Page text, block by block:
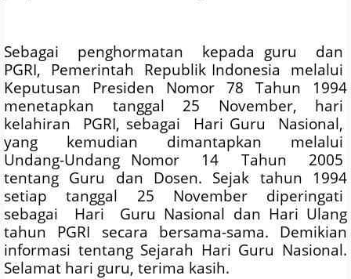
Sebagai penghormatan kepada guru dan
PGRI, Pemerintah Republik Indonesia melalui
Keputusan Presiden Nomor 78 Tahun 1994
menetapkan tanggal 25 November, hari
kelahiran PGRI, sebagai Hari Guru Nasional,
yang kemudian dimantapkan melalui
Undang-Undang Nomor 14 Tahun 2005
tentang Guru dan Dosen. Sejak tahun 1994
setiap tanggal 25 November diperingati
sebagai Hari Guru Nasional dan Hari Ulang
tahun PGRI secara bersama-sama. Demikian
informasi tentang Sejarah Hari Guru Nasional.
Selamat hari guru, terima kasih.